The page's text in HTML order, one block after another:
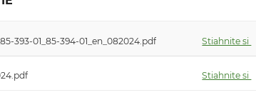
393-01_85-394-01_en_082024.pdf Stiahnite si
Stiahnite si